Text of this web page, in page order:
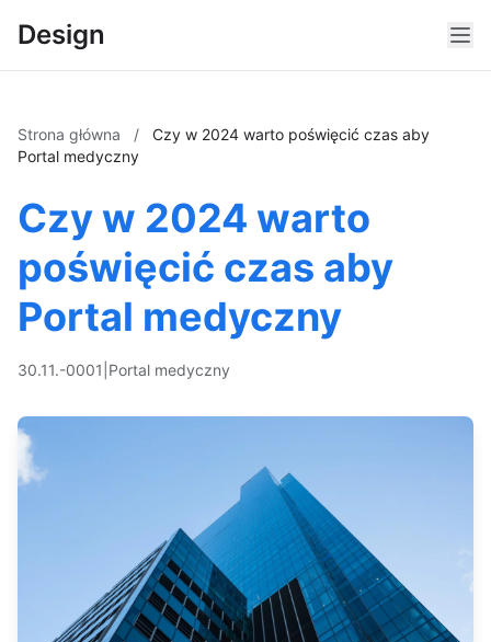
Design
Strona główna /
Czy w 2024 warto poświęcić czas aby
Portal medyczny
Czy w 2024 warto
poświęcić czas aby
Portal medyczny
30.11.-0001 Portal medyczny